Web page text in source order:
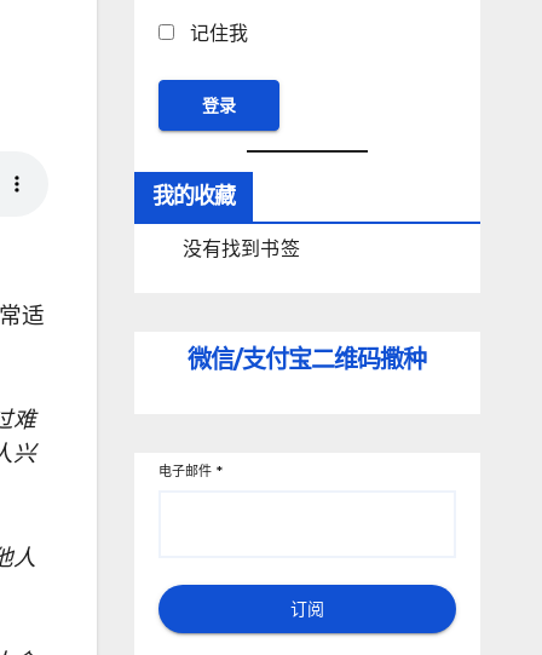
适
难
兴
人
记住我
我的收藏
没有找到书签
微信/支付宝二维码撒种
电子邮件 *
订阅